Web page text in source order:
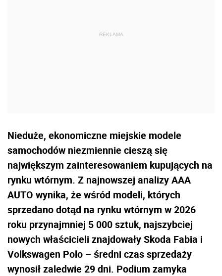
Nieduże, ekonomiczne miejskie modele
samochodów niezmiennie cieszą się
największym zainteresowaniem kupujących na
rynku wtórnym. Z najnowszej analizy AAA
AUTO wynika, że wśród modeli, których
sprzedano dotąd na rynku wtórnym w 2026
roku przynajmniej 5 000 sztuk, najszybciej
nowych właścicieli znajdowały Skoda Fabia i
Volkswagen Polo – średni czas sprzedaży
wynosił zaledwie 29 dni. Podium zamyka